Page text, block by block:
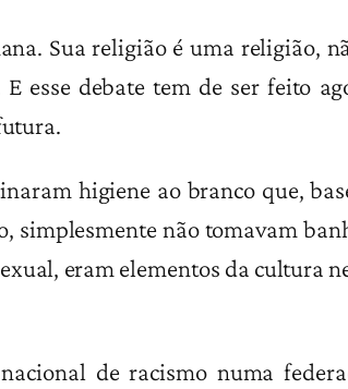
Sua religião é uma religião,
esse debate tem de ser feito
higiene ao branco que,
simplesmente não tomavam
eram elementos da cultura
de racismo numa